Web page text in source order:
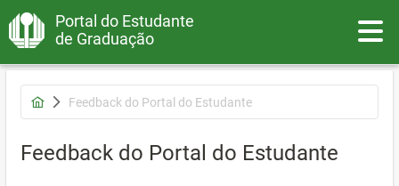
Portal do Estudante
de Graduação
Feedback do Portal do Estudante
Feedback do Portal do Estudante